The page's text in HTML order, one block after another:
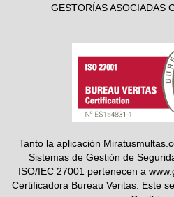
GESTORÍAS ASOCIADAS
Tanto la aplicación
Sistemas de Gestión de
ISO/IEC 27001 pertenecen a
Certificadora Bureau Veritas. Este